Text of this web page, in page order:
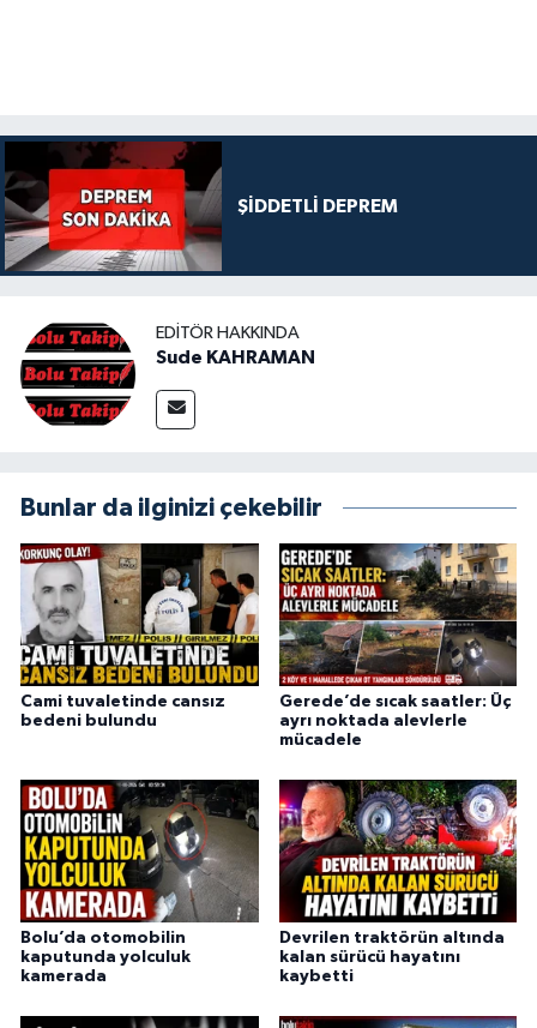
ŞİDDETLİ DEPREM
EDITÖR HAKKINDA
Sude KAHRAMAN
Bunlar da ilginizi çekebilir
Cami tuvaletinde cansız
bedeni bulundu
Gerede’de sıcak saatler: Üç
ayrı noktada alevlerle
mücadele
Bolu’da otomobilin
kaputunda yolculuk
kamerada
Devrilen traktörün altında
kalan sürücü hayatını
kaybetti